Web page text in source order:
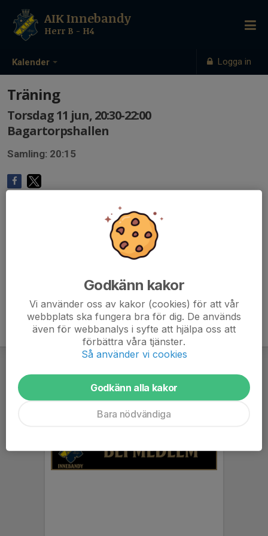
Kalender Logga in
AIK Innebandy
Herr B - H4
Träning
Torsdag 11 jun, 20:30-22:00
Bagartorpshallen
Samling: 20:15
Godkänn kakor
Vi använder oss av kakor (cookies) för att vår
webbplats ska fungera bra för dig. De används
även för webbanalys i syfte att hjälpa oss att
förbättra våra tjänster.
Så använder vi cookies
Godkänn alla kakor
Bara nödvändiga